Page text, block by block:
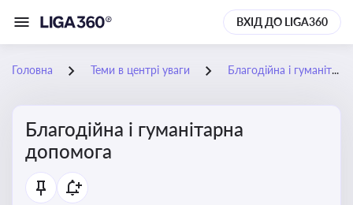
ВХІД ДО LIGA360
Головна Теми в центрі уваги Благодійна і гуманітарна допомога
Благодійна і гуманітарна
допомога